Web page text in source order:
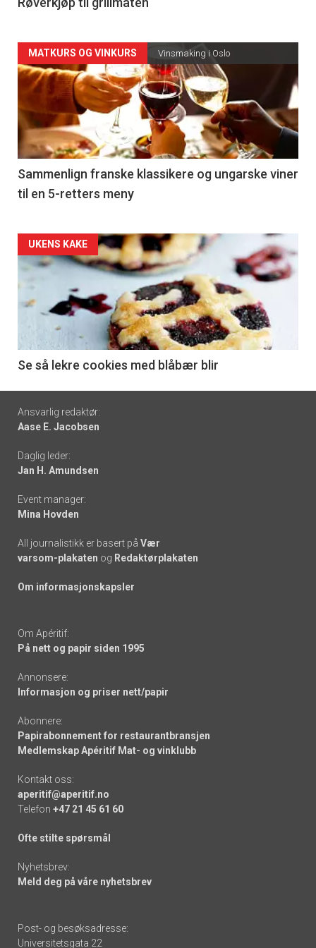
Forsiden
akkurat
nå
-
5
MATKURS OG VINKURS Vinsmaking i Oslo
Sammenlign franske klassikere og ungarske viner
til en 5-retters meny
Forsiden
akkurat
nå
6
UKENS KAKE
Se så lekre cookies med blåbær blir
Footer
-
links
Ansvarlig redaktør:
Aase E. Jacobsen
Daglig leder:
Jan H. Amundsen
Event manager:
Mina Hovden
All journalistikk er basert på Vær
varsom-plakaten og Redaktørplakaten
Om informasjonskapsler
Om Apéritif:
På nett og papir siden 1995
Annonsere:
Informasjon og priser nett/papir
Abonnere:
Papirabonnement for restaurantbransjen
Medlemskap Apéritif Mat- og vinklubb
Kontakt oss:
aperitif@aperitif.no
Telefon +47 21 45 61 60
Ofte stilte spørsmål
Nyhetsbrev:
Meld deg på våre nyhetsbrev
Post- og besøksadresse:
Universitetsgata 22